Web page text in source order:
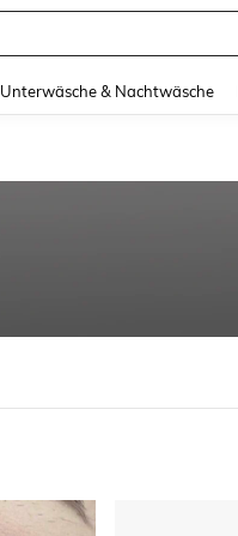
Unterwäsche & Nachtwäsche